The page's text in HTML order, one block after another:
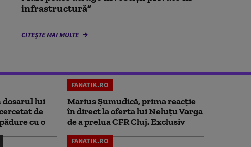
infrastructură”
CITEȘTE MAI MULTE
dosarul lui
de
cu o
FANATIK.RO
Marius Șumudică, prima reacție
în direct la oferta lui Neluțu Varga
de a prelua CFR Cluj. Exclusiv
FANATIK.RO